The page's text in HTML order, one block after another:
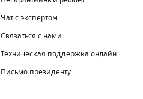
Чат с экспертом
Связаться с нами
Техническая поддержка онлайн
Письмо президенту